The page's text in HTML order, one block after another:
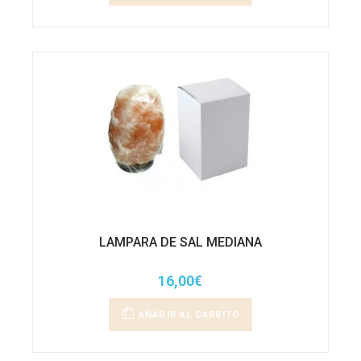
era:
es:
LAMPARA DE SAL MEDIANA
16,00€
AÑADIR AL CARRITO